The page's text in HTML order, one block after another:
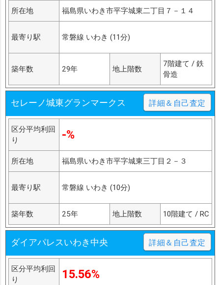
所在地 福島県いわき市平字城東二丁目７－１４
最寄り駅 常磐線 いわき (11分)
築年数 29年 地上階数
7階建て / 鉄
骨造
セレーノ城東グランマークス 詳細＆自己査定
区分平均利回
り
-%
所在地 福島県いわき市平字城東三丁目２－３
最寄り駅 常磐線 いわき (10分)
築年数 25年 地上階数 10階建て / RC
ダイアパレスいわき中央 詳細＆自己査定
区分平均利回
り
15.56%